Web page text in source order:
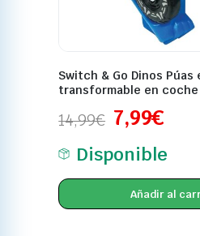
Switch & Go Dinos
transformable en
14,99€ 7,99€
Disponible
Añadir al